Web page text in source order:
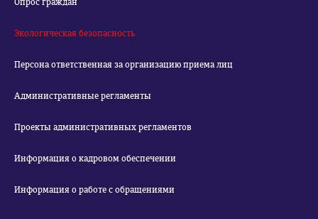
Опрос граждан
Экологическая безопасность
Персона ответственная за организацию приема лиц
Административные регламенты
Проекты административных регламентов
Информация о кадровом обеспечении
Информация о работе с обращениями